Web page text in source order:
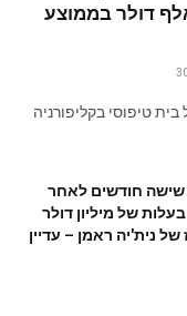
ההון העצמי על בתים: 627 אלף דולר בממוצע
טיפוסי בקליפורניה
שישה חודשים לאחר
של מיליון דולר
של נית'יה ראמן – עדיין